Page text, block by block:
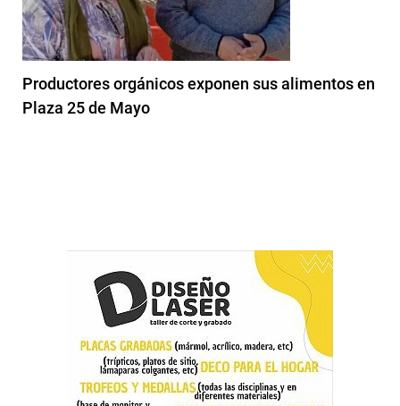
Productores orgánicos exponen sus alimentos en
Plaza 25 de Mayo